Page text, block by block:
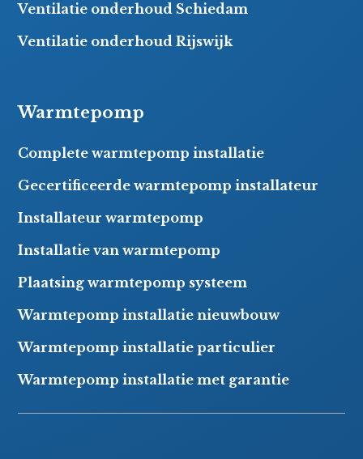
Ventilatie onderhoud Schiedam
Ventilatie onderhoud Rijswijk
Warmtepomp
Complete warmtepomp installatie
Gecertificeerde warmtepomp installateur
Installateur warmtepomp
Installatie van warmtepomp
Plaatsing warmtepomp systeem
Warmtepomp installatie nieuwbouw
Warmtepomp installatie particulier
Warmtepomp installatie met garantie